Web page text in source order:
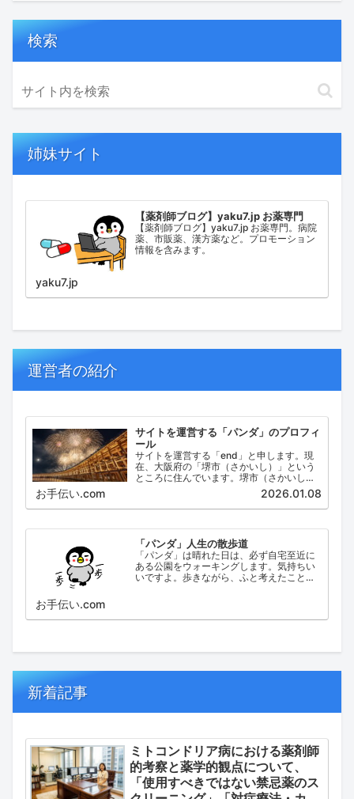
検索
姉妹サイト
【薬剤師ブログ】yaku7.jp お薬専門
【薬剤師ブログ】yaku7.jp お薬専門。病院
薬、市販薬、漢方薬など。プロモーション
情報を含みます。
yaku7.jp
運営者の紹介
サイトを運営する「パンダ」のプロフィ
ール
サイトを運営する「end」と申します。現
在、大阪府の「堺市（さかいし）」という
ところに住んでいます。堺市（さかいし）
は、大阪府の泉北地域にある政令指定都市
で、府内では大阪市に次いで人口が多い都
市です。
お手伝い.com 2026.01.08
「パンダ」人生の散歩道
「パンダ」は晴れた日は、必ず自宅至近に
ある公園をウォーキングします。気持ちい
いですよ。歩きながら、ふと考えたこと。
お手伝い.com
新着記事
ミトコンドリア病における薬剤師
的考察と薬学的観点について、
「使用すべきではない禁忌薬のス